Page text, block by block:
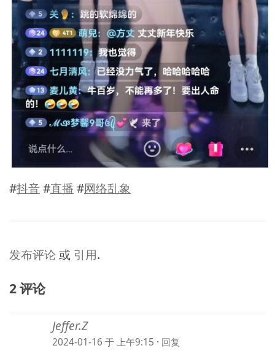
#抖音#直播 #网络乱象
发布评论 或 引用.
2 评论
Jeffer.Z
2024-01-16 于 上午9:15 · 回复